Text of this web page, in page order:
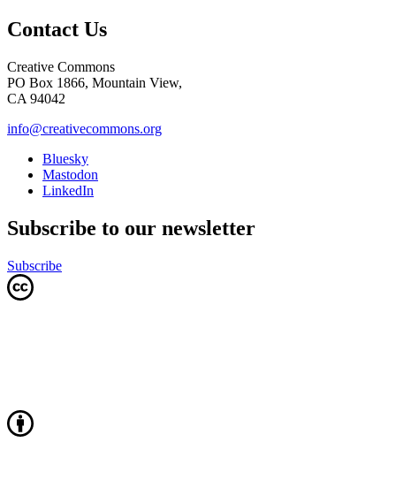
Contact Us
Creative Commons
PO Box 1866, Mountain View,
CA 94042
info@creativecommons.org
Bluesky
Mastodon
LinkedIn
Subscribe to our newsletter
Subscribe